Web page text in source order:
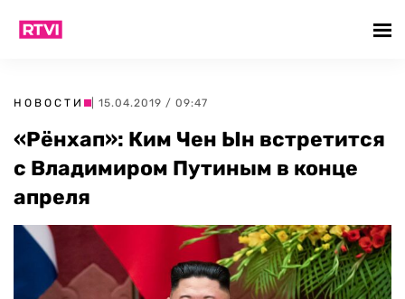
НОВОСТИ | 15.04.2019 / 09:47
«Рёнхап»: Ким Чен Ын встретится
с Владимиром Путиным в конце
апреля